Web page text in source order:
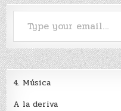
Type your email…
4. Música
A la deriva